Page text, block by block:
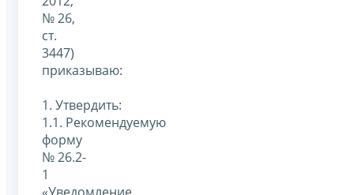
№ 26,
ст.
3447)
приказываю:
1. Утвердить:
1.1. Рекомендуемую
форму
№ 26.2-
1
«Уведомление